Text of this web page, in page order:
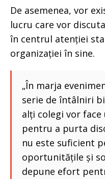
De asemenea, vor
lucru care vor
în centrul atenției
organizației în sine.
„În marja
serie de întâlniri
alți colegi vor face
pentru a purta
nu este suficient
oportunitățile și
depune efort